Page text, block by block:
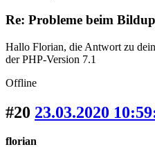
Re: Probleme beim
Hallo Florian, die Antwort zu
der PHP-Version 7.1
Offline
#20 23.03.2020
florian